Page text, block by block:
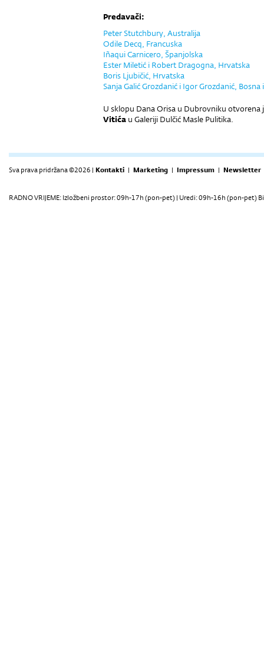
Predavači:
Peter Stutchbury, Australija
Odile Decq, Francuska
Iñaqui Carnicero, Španjolska
Ester Miletić i Robert Dragogna, Hrvatska
Boris Ljubičić, Hrvatska
Sanja Galić Grozdanić i Igor Grozdanić,
U sklopu Dana Orisa u Dubrovniku otvorena
Vitića u Galeriji Dulčić Masle Pulitika.
Sva prava pridržana ©2026 | Kontakti | Marketing | Impressum | Newsletter
RADNO VRIJEME: Izložbeni prostor: 09h-17h (pon-pet) | Uredi: 09h-16h (pon-pet)